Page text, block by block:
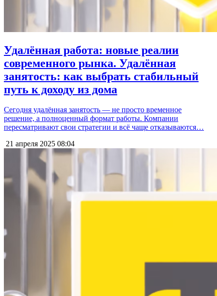
Удалённая работа: новые реалии
современного рынка. Удалённая
занятость: как выбрать стабильный
путь к доходу из дома
Сегодня удалённая занятость — не просто временное
решение, а полноценный формат работы. Компании
пересматривают свои стратегии и всё чаще отказываются…
21 апреля 2025 08:04